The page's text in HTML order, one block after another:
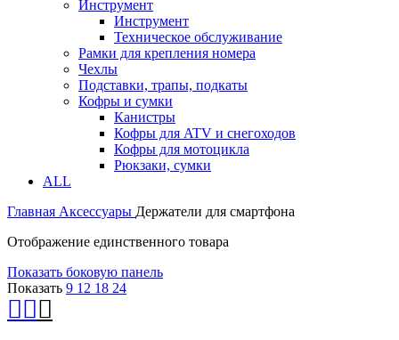
Инструмент
Инструмент
Техническое обслуживание
Рамки для крепления номера
Чехлы
Подставки, трапы, подкаты
Кофры и сумки
Канистры
Кофры для ATV и снегоходов
Кофры для мотоцикла
Рюкзаки, сумки
ALL
Главная Аксессуары Держатели для смартфона
Отображение единственного товара
Показать боковую панель
Показать 9 12 18 24